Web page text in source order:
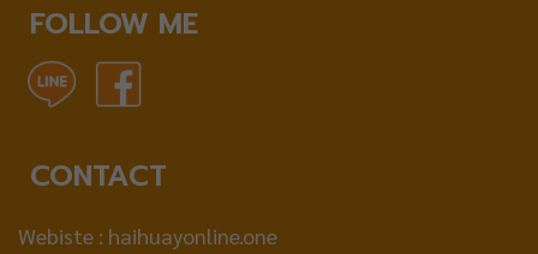
FOLLOW ME
CONTACT
Webiste : haihuayonline.one